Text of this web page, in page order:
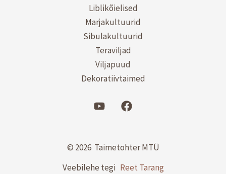
Liblikõielised
Marjakultuurid
Sibulakultuurid
Teraviljad
Viljapuud
Dekoratiivtaimed
© 2026 Taimetohter MTÜ
Veebilehe tegi Reet Tarang